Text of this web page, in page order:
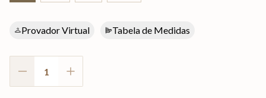
Provador Virtual Tabela de Medidas